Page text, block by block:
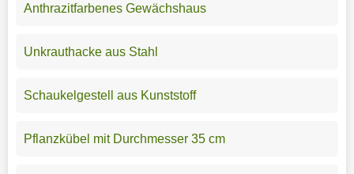
Anthrazitfarbenes Gewächshaus
Unkrauthacke aus Stahl
Schaukelgestell aus Kunststoff
Pflanzkübel mit Durchmesser 35 cm